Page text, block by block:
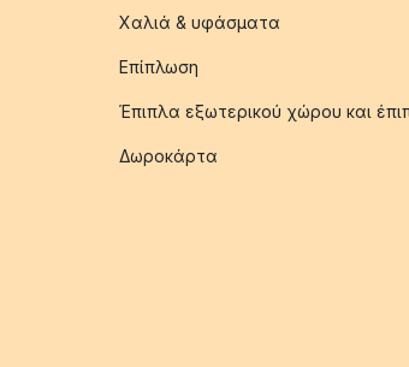
Χαλιά & υφάσματα
Επίπλωση
Έπιπλα εξωτερικού χώρου και
Δωροκάρτα